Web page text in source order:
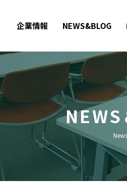
企業情報 NEWS&BLOG
NEWS